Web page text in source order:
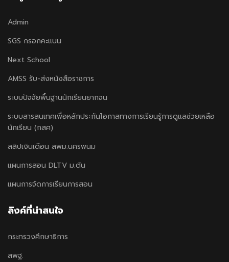
Admin
SGS กรอกคะแนน
Next School
AMSS รับ-ส่งหนังสือราชการ
ระบบปัจจัยพื้นฐานนักเรียนยากจน
ระบบสารสนเทศเพื่อหลักประกันโอกาสทางการเรียนรู้การดูแลช่วยเหลือ
นักเรียน (กสศ)
สลิปเงินเดือน สพม.นครพนม
แผนการสอน DLTV ม.ต้น
แผนการจัดการเรียนการสอน
ลิงค์ที่น่าสนใจ
กระทรวงศึกษาธิการ
สพฐ.